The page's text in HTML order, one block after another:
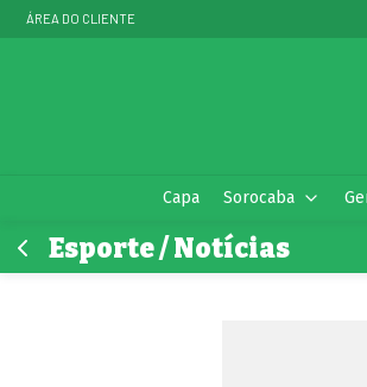
ÁREA DO CLIENTE
Capa Sorocaba
Esporte / Notícias